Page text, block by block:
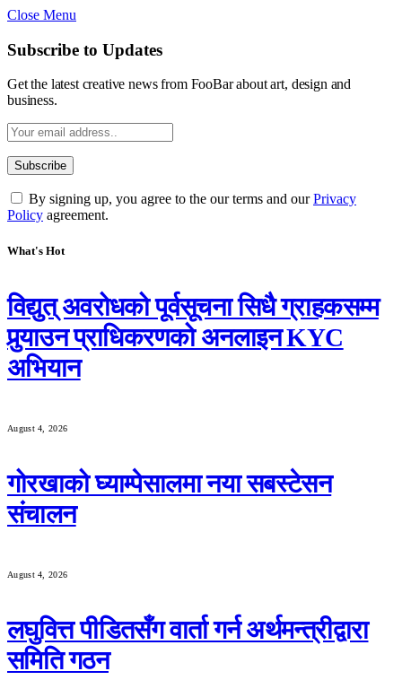
Close Menu
Subscribe to Updates
Get the latest creative news from FooBar about art, design and
business.
By signing up, you agree to the our terms and ourPrivacy
Policy agreement.
What's Hot
विद्युत् अवरोधको पूर्वसूचना सिधै ग्राहकसम्म
पुर्‍याउन प्राधिकरणको अनलाइन KYC
अभियान
August 4, 2026
गोरखाको घ्याम्पेसालमा नया सबस्टेसन
संचालन
August 4, 2026
लघुवित्त पीडितसँग वार्ता गर्न अर्थमन्त्रीद्वारा
समिति गठन